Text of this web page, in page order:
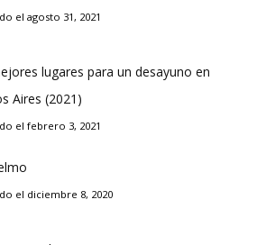
el agosto 31, 2021
lugares para un desayuno en
Aires (2021)
el febrero 3, 2021
el diciembre 8, 2020